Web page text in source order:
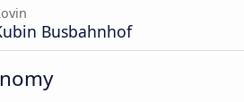
Busbahnhof